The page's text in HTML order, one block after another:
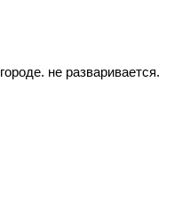
не разваривается.